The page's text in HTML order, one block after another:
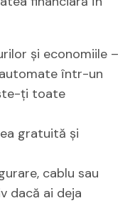
și economiile –
într-un
ți toate
gratuită și
cablu sau
dacă ai deja